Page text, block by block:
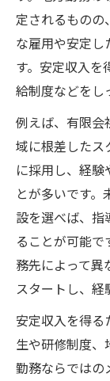
定されるもの
な雇用や安定し
す。安定収入を
給制度などをし
例えば、有限会
域に根差したス
に採用し、経
とが多いです
設を選べば、
ることが可能
務先によって異
スタートし、経
安定収入を得
生や研修制度、
勤務ならではの